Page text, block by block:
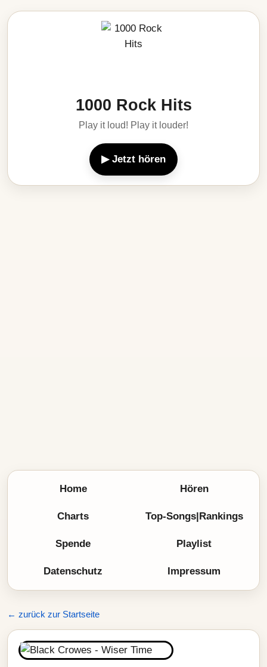
1000 Rock Hits
Play it loud! Play it louder!
▶ Jetzt hören
Home Hören
Charts Top-Songs|Rankings
Spende Playlist
Datenschutz Impressum
← zurück zur Startseite